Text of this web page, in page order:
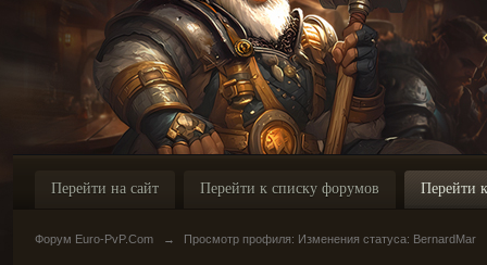
Перейти на сайт Перейти к списку форумов Перейти
Форум Euro-PvP.Com → Просмотр профиля: Изменения статуса: BernardMar